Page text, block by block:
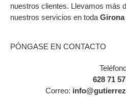
nuestros clientes. Llevamos más
nuestros servicios en todaGirona
PÓNGASE EN CONTACTO
628 71
Correo: